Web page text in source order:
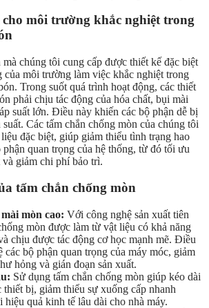
môi trường khắc nghiệt trong
chúng tôi cung cấp được thiết kế đặc biệt
của môi trường làm việc khắc nghiệt trong
Trong suốt quá trình hoạt động, các thiết
phải chịu tác động của hóa chất, bụi mài
suất lớn. Điều này khiến các bộ phận dễ bị
Các tấm chắn chống mòn của chúng tôi
đặc biệt, giúp giảm thiểu tình trạng hao
phận quan trọng của hệ thống, từ đó tối ưu
và giảm chi phí bảo trì.
tấm chắn chống mòn
mòn cao: Với công nghệ sản xuất tiên
mòn được làm từ vật liệu có khả năng
chịu được tác động cơ học mạnh mẽ. Điều
các bộ phận quan trọng của máy móc, giảm
hỏng và gián đoạn sản xuất.
Sử dụng tấm chắn chống mòn giúp kéo dài
thiết bị, giảm thiểu sự xuống cấp nhanh
hiệu quả kinh tế lâu dài cho nhà máy.